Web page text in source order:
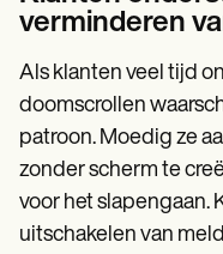
verminderen
Als klanten veel tijd
doomscrollen
patroon. Moedig ze
zonder scherm te
voor het slapengaan.
uitschakelen van